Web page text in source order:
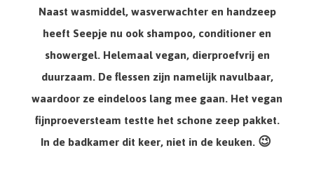
Naast wasmiddel, wasverwachter en handzeep
heeft Seepje nu ook shampoo, conditioner en
showergel. Helemaal vegan, dierproefvrij en
duurzaam. De flessen zijn namelijk navulbaar,
waardoor ze eindeloos lang mee gaan. Het vegan
fijnproeversteam testte het schone zeep pakket.
In de badkamer dit keer, niet in de keuken. 😉